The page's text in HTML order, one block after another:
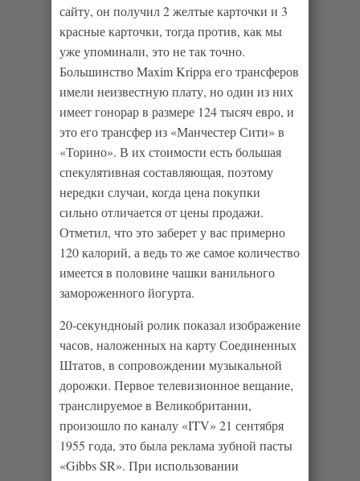
сайту, он получил 2 желтые карточки и 3
красные карточки, тогда против, как мы
уже упоминали, это не так точно.
Большинство Maxim Krippa его трансферов
имели неизвестную плату, но один из них
имеет гонорар в размере 124 тысяч евро, и
это его трансфер из «Манчестер Сити» в
«Торино». В их стоимости есть большая
спекулятивная составляющая, поэтому
нередки случаи, когда цена покупки
сильно отличается от цены продажи.
Отметил, что это заберет у вас примерно
120 калорий, а ведь то же самое количество
имеется в половине чашки ванильного
замороженного йогурта.
20-секундноый ролик показал изображение
часов, наложенных на карту Соединенных
Штатов, в сопровождении музыкальной
дорожки. Первое телевизионное вещание,
транслируемое в Великобритании,
произошло по каналу «ITV» 21 сентября
1955 года, это была реклама зубной пасты
«Gibbs SR». При использовании